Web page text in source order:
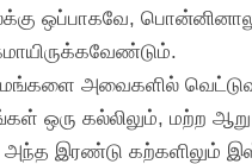
ஒப்பாகவே,
அவைகளில்
ஒரு கல்லிலும், மற்ற
இரண்டு கற்களிலும்